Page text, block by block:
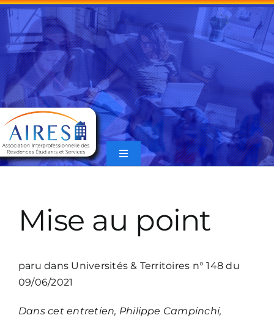
Passer
au
contenu
Toggle
Navigation
Articles parus dans U&T
Mise au point
paru dans Universités & Territoires n° 148 du
09/06/2021
Dans cet entretien, Philippe Campinchi,